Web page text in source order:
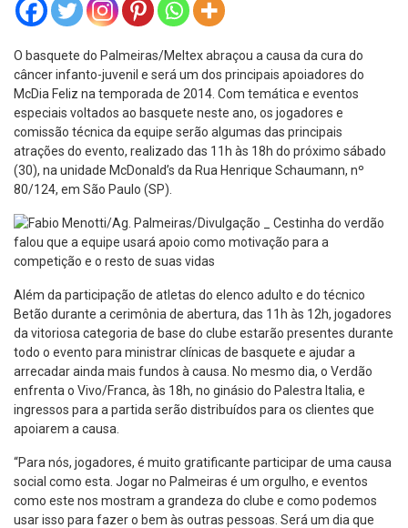
O basquete do Palmeiras/Meltex abraçou a causa da cura do
câncer infanto-juvenil e será um dos principais apoiadores do
McDia Feliz na temporada de 2014. Com temática e eventos
especiais voltados ao basquete neste ano, os jogadores e
comissão técnica da equipe serão algumas das principais
atrações do evento, realizado das 11h às 18h do próximo sábado
(30), na unidade McDonald’s da Rua Henrique Schaumann, nº
80/124, em São Paulo (SP).
Além da participação de atletas do elenco adulto e do técnico
Betão durante a cerimônia de abertura, das 11h às 12h, jogadores
da vitoriosa categoria de base do clube estarão presentes durante
todo o evento para ministrar clínicas de basquete e ajudar a
arrecadar ainda mais fundos à causa. No mesmo dia, o Verdão
enfrenta o Vivo/Franca, às 18h, no ginásio do Palestra Italia, e
ingressos para a partida serão distribuídos para os clientes que
apoiarem a causa.
“Para nós, jogadores, é muito gratificante participar de uma causa
social como esta. Jogar no Palmeiras é um orgulho, e eventos
como este nos mostram a grandeza do clube e como podemos
usar isso para fazer o bem às outras pessoas. Será um dia que